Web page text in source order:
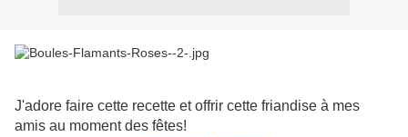
J'adore faire cette recette et offrir cette friandise à mes
amis au moment des fêtes!